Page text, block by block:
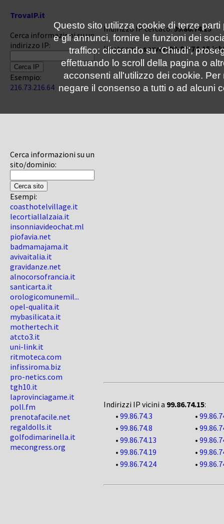
TrovaIP.it
Cerca informazioni su un
indirizzo IP:
Esempio:
216.73.216.64
Cerca informazioni su un
sito/dominio:
Esempi:
coasthotelvillage.it
lecortiallalzaia.it
insonniavideochat.ml
piofavia.net
badmamajama.it
avivaitalia.it
gravidanze.net
alnocorsofrancia.it
santicarta.it
orologicomunemil...
opel-qualita.it
mybasilicata.it
mothertech.it
atcto3.it
uni-link.it
ritmoteca.com
infissiroma.biz
pro-netics.com
tgh10.it
laprovinciagame.it
poll.fm
prenotafacile.net
regaldolls.it
golfodimarinella.it
mecongress.org
Indirizzo IP cercato:99.86.74.15
Hostname:server-99-86-74-
Indirizzi IP vicini a 99.86.74.15:
• 99.86.74.3 •
• 99.86.74.8 •
• 99.86.74.13 •
• 99.86.74.19 •
• 99.86.74.24 •
Questo sito utilizza cookie di terze
e gli annunci, fornire le funzioni dei
traffico: cliccando su 'Chiudi',
effettuando lo scroll della pagina o
acconsenti all'utilizzo dei cookie.
negare il consenso a tutti o ad alcuni